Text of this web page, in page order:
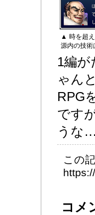
▲ 時を超
源内の技術
1編が
ゃん
RPG
です
うな
この
コメ